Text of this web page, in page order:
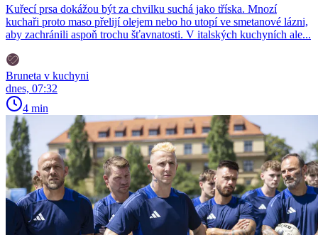
Kuřecí prsa dokážou být za chvilku suchá jako tříska. Mnozí
kuchaři proto maso přelijí olejem nebo ho utopí ve smetanové lázni,
aby zachránili aspoň trochu šťavnatosti. V italských kuchyních ale...
Bruneta v kuchyni
dnes, 07:32
4 min